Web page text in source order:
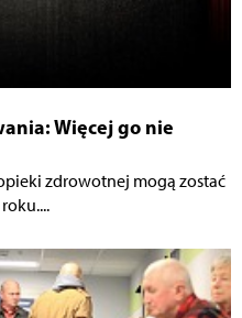
Więcej go nie
zdrowotnej mogą zostać